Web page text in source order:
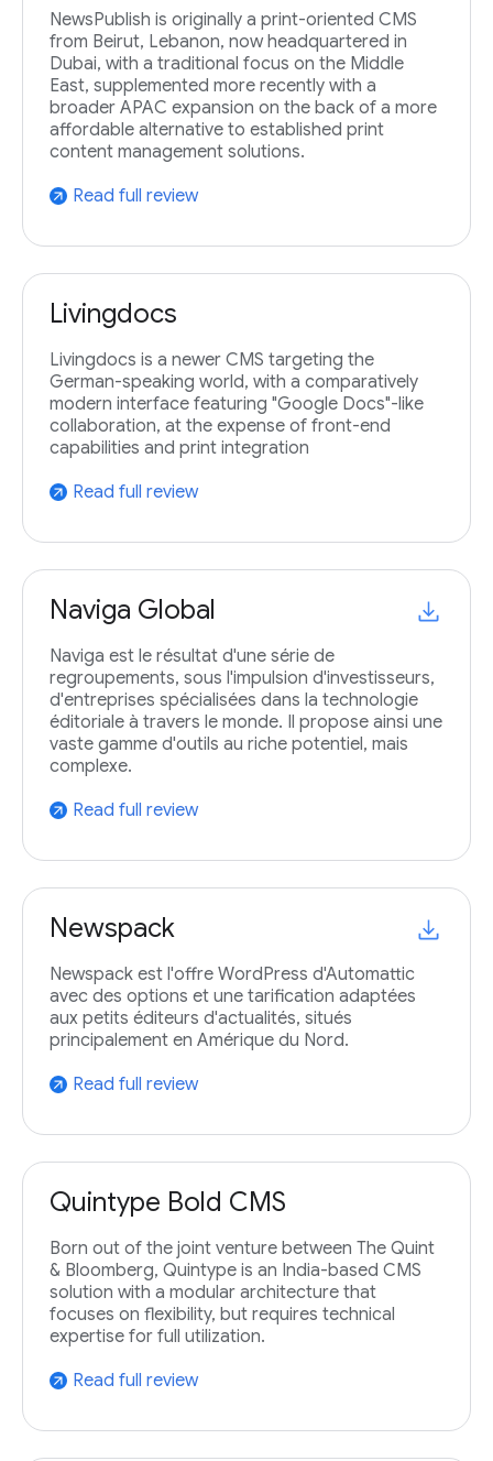
NewsPublish is originally a print-oriented CMS
from Beirut, Lebanon, now headquartered in
Dubai, with a traditional focus on the Middle
East, supplemented more recently with a
broader APAC expansion on the back of a more
affordable alternative to established print
content management solutions.
arrow_outward Read full review
Livingdocs
Livingdocs is a newer CMS targeting the
German-speaking world, with a comparatively
modern interface featuring "Google Docs"-like
collaboration, at the expense of front-end
capabilities and print integration
arrow_outward Read full review
Naviga Global
Naviga est le résultat d'une série de
regroupements, sous l'impulsion d'investisseurs,
d'entreprises spécialisées dans la technologie
éditoriale à travers le monde. Il propose ainsi une
vaste gamme d'outils au riche potentiel, mais
complexe.
arrow_outward Read full review
Newspack
Newspack est l'offre WordPress d'Automattic
avec des options et une tarification adaptées
aux petits éditeurs d'actualités, situés
principalement en Amérique du Nord.
arrow_outward Read full review
Quintype Bold CMS
Born out of the joint venture between The Quint
& Bloomberg, Quintype is an India-based CMS
solution with a modular architecture that
focuses on flexibility, but requires technical
expertise for full utilization.
arrow_outward Read full review